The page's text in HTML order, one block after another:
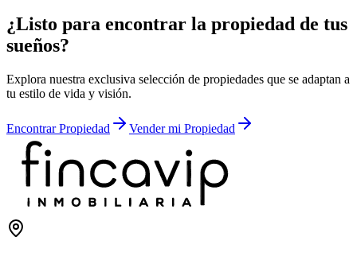
¿Listo para encontrar la propiedad de tus
sueños?
Explora nuestra exclusiva selección de propiedades que se adaptan a
tu estilo de vida y visión.
Encontrar Propiedad Vender mi Propiedad